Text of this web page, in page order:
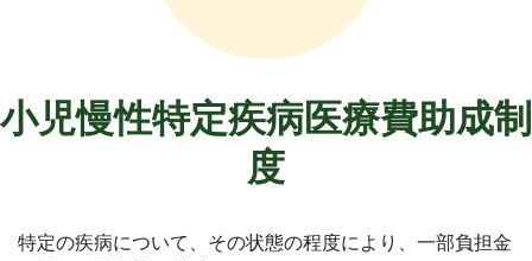
小児慢性特定疾病医療費助成制
度
特定の疾病について、その状態の程度により、一部負担金